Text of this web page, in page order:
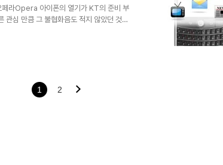
, 이를 바꾸기란 쉽지가 않다는 것이 문제
페라Opera 아이폰의 열기가 KT의 준비 부
관심 만큼 그 불협화음도 적지 않았던 것
이하게 된 매니아층의 아이폰에 대한 사
장 많을 것으로 예상되는 것으로 가장
1 2